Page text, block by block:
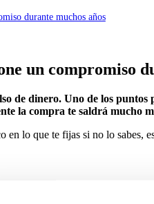
durante muchos años
un compromiso
de dinero. Uno de los
la compra te saldrá mucho
en lo que te fijas si no lo sabes,